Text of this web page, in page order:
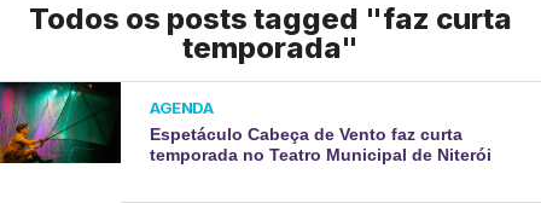
Todos os posts tagged "faz curta
temporada"
AGENDA
Espetáculo Cabeça de Vento faz curta
temporada no Teatro Municipal de Niterói